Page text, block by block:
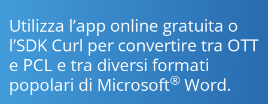
Utilizza l’app online gratuita o
l’SDK Curl per convertire tra OTT
e PCL e tra diversi formati
popolari di Microsoft® Word.